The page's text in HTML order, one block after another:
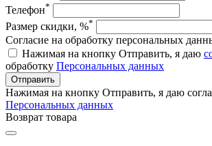
Телефон*
Размер скидки, %*
Согласие на обработку персональных
Нажимая на кнопку Отправить, я даю
обработку Персональных данных
Отправить
Нажимая на кнопку Отправить, я даю
Персональных данных
Возврат товара